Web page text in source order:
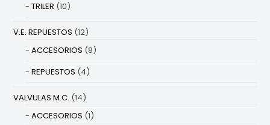
TRILER (10)
V.E. REPUESTOS (12)
ACCESORIOS (8)
REPUESTOS (4)
VALVULAS M.C. (14)
ACCESORIOS (1)